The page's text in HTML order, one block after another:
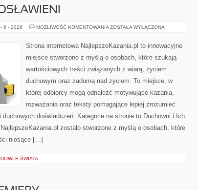
6 - 2026 MOŻLIWOŚĆ KOMENTOWANIA ŚWIĘCI
ZOSTAŁA WYŁĄCZONA
Strona internetowa NajlepszeKazania.pl to innowacyjne
miejsce stworzone z myślą o osobach, które szukają
wartościowych treści związanych z wiarą, życiem
duchowym oraz zadumą nad życiem. To miejsce, w
której odbiorcy mogą odnaleźć motywujące kazania,
rozważania oraz teksty pomagające lepiej zrozumieć
doświadczeń. Kategorie na stronie to Duchowni i Ich
zostało stworzone z myślą o osobach, które
niosące […]
ŚWIATA